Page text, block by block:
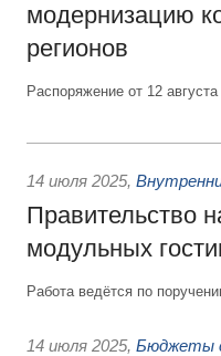
модернизацию
регионов
Распоряжение от 12
14 июля 2025,
Правительство
модульных
Работа ведётся по
14 июля 2025, Бюджеты